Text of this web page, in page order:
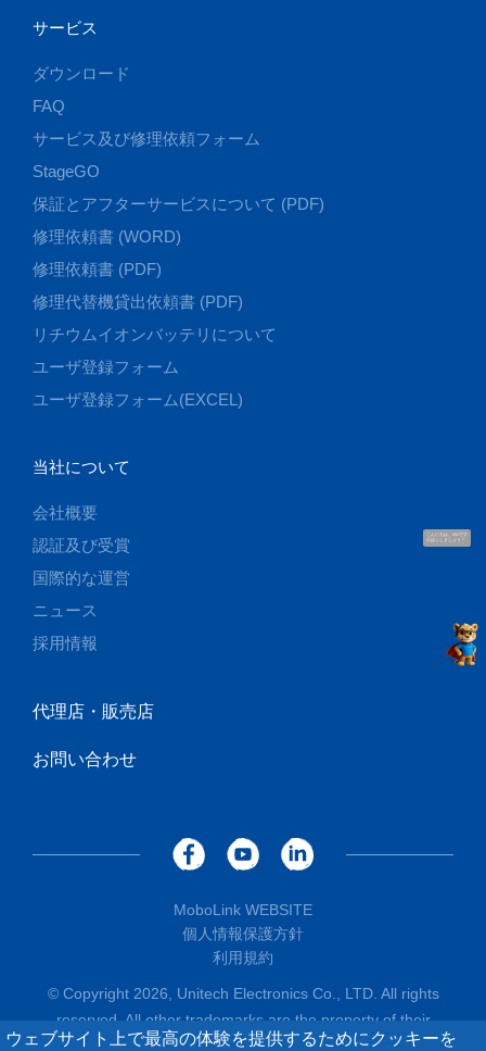
こんにちは、UUです
お話ししましょう！
ウェブサイト上で最高の体験を提供するためにクッキーを
サービス
ダウンロード
FAQ
サービス及び修理依頼フォーム
StageGO
保証とアフターサービスについて (PDF)
修理依頼書 (WORD)
修理依頼書 (PDF)
修理代替機貸出依頼書 (PDF)
リチウムイオンバッテリについて
ユーザ登録フォーム
ユーザ登録フォーム(EXCEL)
当社について
会社概要
認証及び受賞
国際的な運営
ニュース
採用情報
代理店・販売店
お問い合わせ
MoboLink WEBSITE
個人情報保護方針
利用規約
© Copyright 2026, Unitech Electronics Co., LTD. All rights
reserved. All other trademarks are the property of their
respective owners.